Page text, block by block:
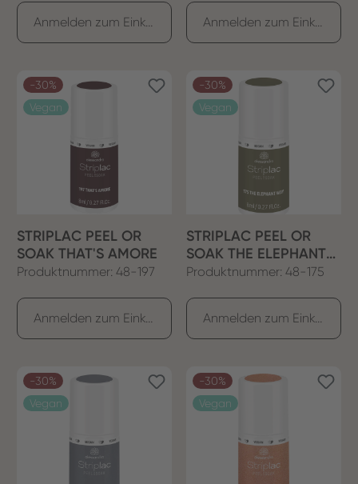
-30%
Vegan
STRIPLAC PEEL OR
SOAK THAT'S AMORE
Produktnummer: 48-197
-30%
Vegan
STRIPLAC PEEL OR
SOAK THE ELEPHANT
WAY
Produktnummer: 48-175
-30%
Vegan
-30%
Vegan